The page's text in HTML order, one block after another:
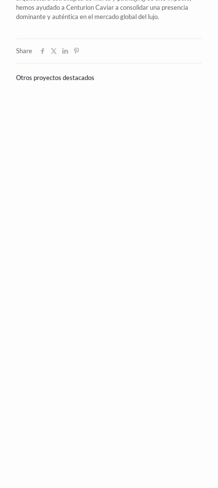
hemos ayudado a Centurion Caviar a consolidar una presencia
dominante y auténtica en el mercadoglobal del lujo.
Share
Otros proyectos destacados